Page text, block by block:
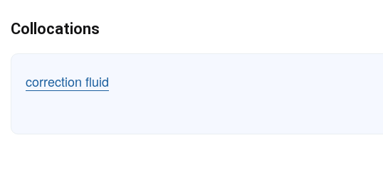
Collocations
correction fluid